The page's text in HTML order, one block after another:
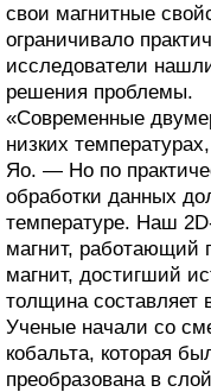
свои магнитные
ограничивало
исследователи
решения проблемы.
«Современные
низких
Яо. — Но по
обработки данных
температуре. Наш
магнит, работающий
магнит, достигший
толщина составляет
Ученые начали со
кобальта, которая
преобразована в